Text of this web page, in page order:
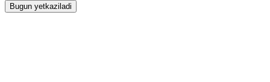
Bugun yetkaziladi